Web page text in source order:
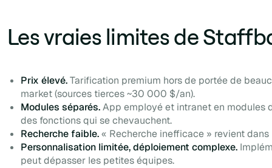
Les vraies limites de
Prix élevé.Tarification premium hors de portée de
market (sources tierces ~30 000 $/an).
Modules séparés.App employé et intranet en modules
des fonctions qui se chevauchent.
Recherche faible.« Recherche inefficace » revient dans
Personnalisation limitée, déploiement complexe.
peut dépasser les petites équipes.